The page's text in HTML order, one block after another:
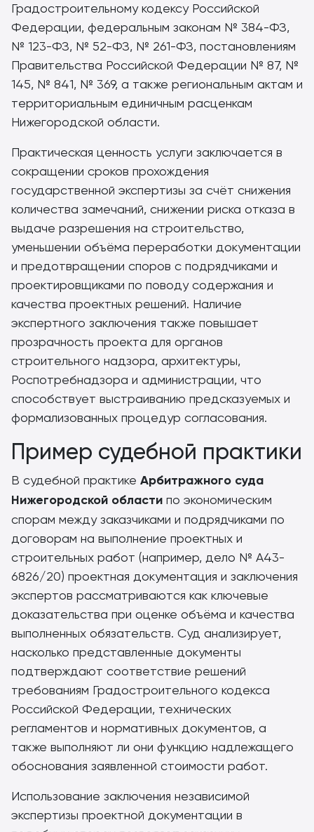
Градостроительному кодексу Российской
Федерации, федеральным законам № 384-ФЗ,
№ 123-ФЗ, № 52-ФЗ, № 261-ФЗ, постановлениям
Правительства Российской Федерации № 87, №
145, № 841, № 369, а также региональным актам и
территориальным единичным расценкам
Нижегородской области.
Практическая ценность услуги заключается в
сокращении сроков прохождения
государственной экспертизы за счёт снижения
количества замечаний, снижении риска отказа в
выдаче разрешения на строительство,
уменьшении объёма переработки документации
и предотвращении споров с подрядчиками и
проектировщиками по поводу содержания и
качества проектных решений. Наличие
экспертного заключения также повышает
прозрачность проекта для органов
строительного надзора, архитектуры,
Роспотребнадзора и администрации, что
способствует выстраиванию предсказуемых и
формализованных процедур согласования.
Пример судебной практики
В судебной практике Арбитражного суда
Нижегородской области по экономическим
спорам между заказчиками и подрядчиками по
договорам на выполнение проектных и
строительных работ (например, дело № А43-
6826/20) проектная документация и заключения
экспертов рассматриваются как ключевые
доказательства при оценке объёма и качества
выполненных обязательств. Суд анализирует,
насколько представленные документы
подтверждают соответствие решений
требованиям Градостроительного кодекса
Российской Федерации, технических
регламентов и нормативных документов, а
также выполняют ли они функцию надлежащего
обоснования заявленной стоимости работ.
Использование заключения независимой
экспертизы проектной документации в